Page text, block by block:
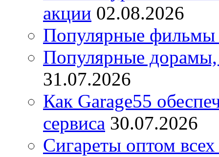
акции 02.08.2026
Популярные фильмы
Популярные дорамы,
31.07.2026
Как Garage55
сервиса 30.07.2026
Сигареты оптом